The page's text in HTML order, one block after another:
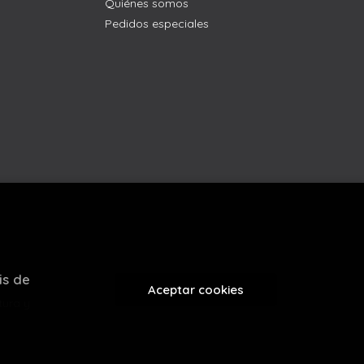
Quiénes somos
Pedidos especiales
de
Aceptar cookies